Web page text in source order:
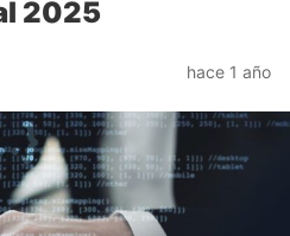
2025
hace 1 año